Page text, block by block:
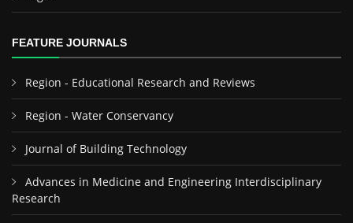
FEATURE JOURNALS
Region - Educational Research and Reviews
Region - Water Conservancy
Journal of Building Technology
Advances in Medicine and Engineering Interdisciplinary
Research